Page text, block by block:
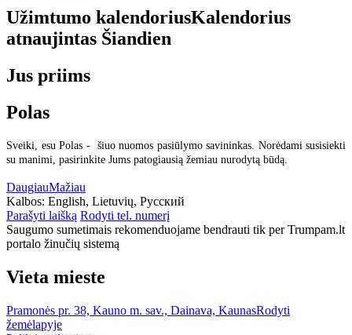
Užimtumo kalendoriusKalendorius
atnaujintas Šiandien
Jus priims
Polas
Sveiki, esu Polas - šiuo nuomos pasiūlymo savininkas. Norėdami susisiekti
su manimi, pasirinkite Jums patogiausią žemiau nurodytą būdą.
DaugiauMažiau
Kalbos: English, Lietuvių, Русский
Parašyti laišką Rodyti tel. numerį
Saugumo sumetimais rekomenduojame bendrauti tik per Trumpam.lt
portalo žinučių sistemą
Vieta mieste
Pramonės pr. 38, Kauno m. sav., Dainava, KaunasRodyti
žemėlapyje